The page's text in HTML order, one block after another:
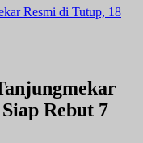
Resmi di Tutup, 18
Rebut 7